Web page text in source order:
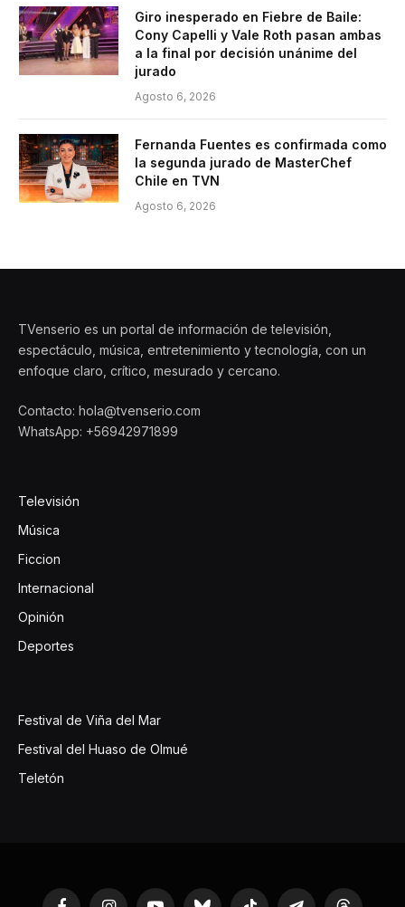
Giro inesperado en Fiebre de Baile:
Cony Capelli y Vale Roth pasan ambas
a la final por decisión unánime del
jurado
Agosto 6, 2026
Fernanda Fuentes es confirmada como
la segunda jurado de MasterChef
Chile en TVN
Agosto 6, 2026
TVenserio es un portal de información de televisión,
espectáculo, música, entretenimiento y tecnología, con un
enfoque claro, crítico, mesurado y cercano.
Contacto: hola@tvenserio.com
WhatsApp: +56942971899
Televisión
Música
Ficcion
Internacional
Opinión
Deportes
Festival de Viña del Mar
Festival del Huaso de Olmué
Teletón